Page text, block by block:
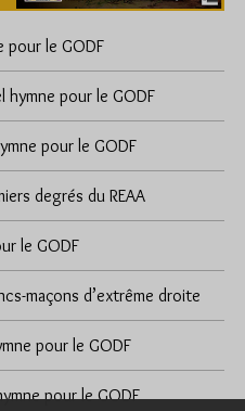
pour le GODF
hymne pour le GODF
pour le GODF
degrés du REAA
le GODF
maçons d’extrême droite
pour le GODF
pour le GODF